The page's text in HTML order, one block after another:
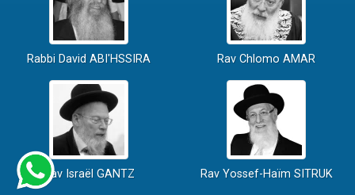
Rabbi David ABI'HSSIRA Rav Chlomo AMAR
Rav Israël GANTZ Rav Yossef-Haïm SITRUK